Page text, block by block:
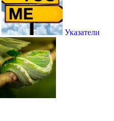
Указатели